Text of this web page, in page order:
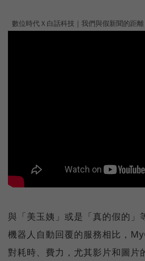
數位時代Ｘ白話科技｜我們與假新聞的距離
與「美玉姨」或是「真的假的」
機器人自動回覆的服務相比，
對耗時、費力，尤其影片和圖片